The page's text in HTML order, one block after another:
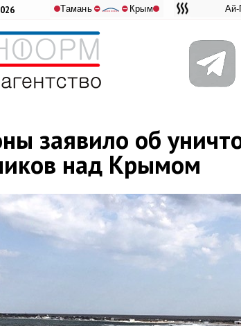
Ай-Петри:
Тамань ⛔ ⛔ Крым
заявило об
над Крымом